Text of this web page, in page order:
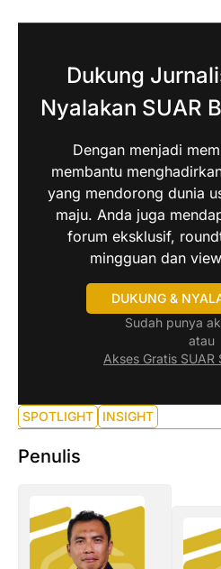
Dukung
Nyalakan SUAR
Dengan menjadi
membantu
yang mendorong dunia
maju. Anda juga
forum eksklusif,
mingguan dan
DUKUNG &
Sudah punya
atau
Akses Gratis SUAR
SPOTLIGHT INSIGHT
Penulis